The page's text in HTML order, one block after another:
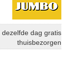
dag gratis
thuisbezorgen